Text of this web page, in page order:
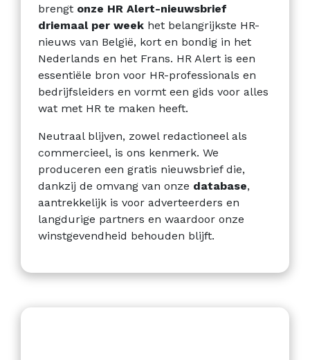
brengt onze HR Alert-nieuwsbrief
driemaal per week het belangrijkste HR-
nieuws van België, kort en bondig in het
Nederlands en het Frans. HR Alert is een
essentiële bron voor HR-professionals en
bedrijfsleiders en vormt een gids voor alles
wat met HR te maken heeft.
Neutraal blijven, zowel redactioneel als
commercieel, is ons kenmerk. We
produceren een gratis nieuwsbrief die,
dankzij de omvang van onze database,
aantrekkelijk is voor adverteerders en
langdurige partners en waardoor onze
winstgevendheid behouden blijft.